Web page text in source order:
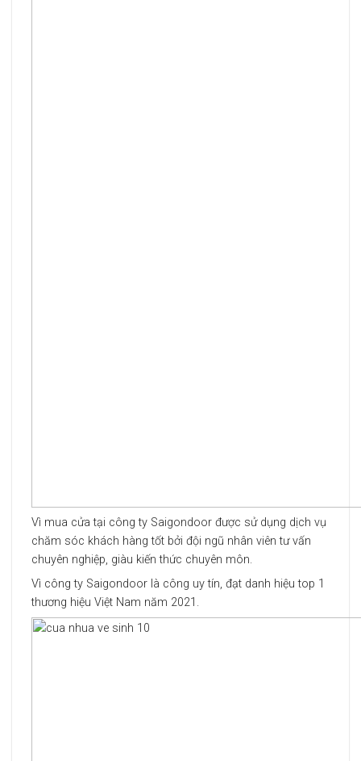
Vì mua cửa tại công ty Saigondoor được sử dụng dịch vụ
chăm sóc khách hàng tốt bởi đội ngũ nhân viên tư vấn
chuyên nghiệp, giàu kiến thức chuyên môn.
Vì công ty Saigondoor là công uy tín, đạt danh hiệu top 1
thương hiệu Việt Nam năm 2021.